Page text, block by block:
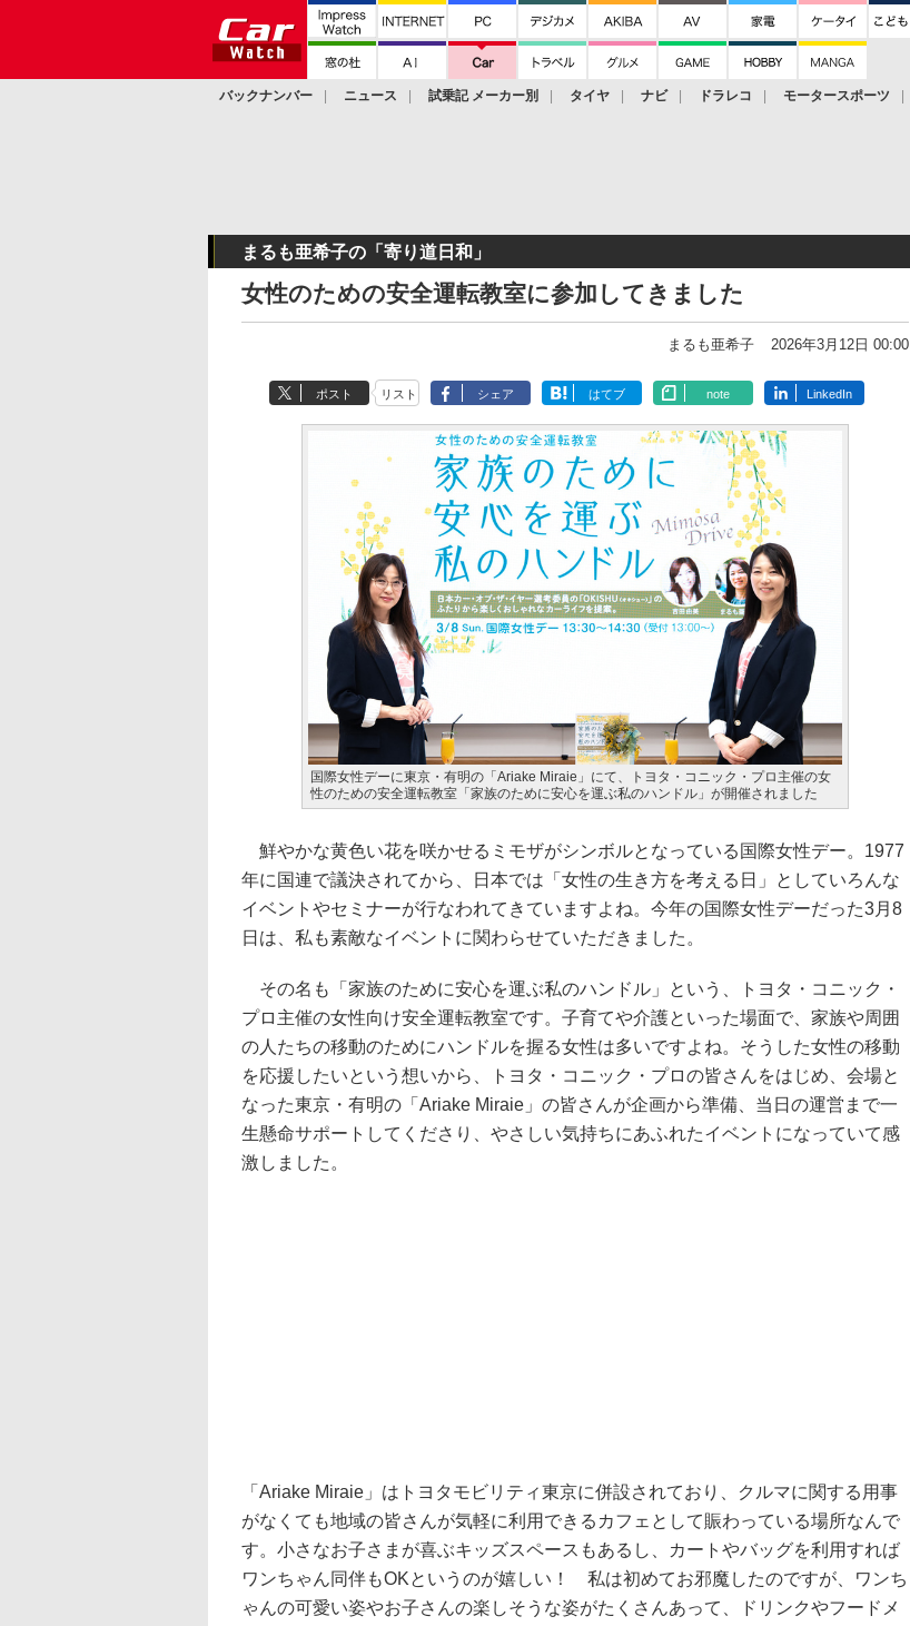
バックナンバー ニュース 試乗記 メーカー別 タイヤ ナビ ドラレコ モータースポーツ
まるも亜希子の「寄り道日和」
女性のための安全運転教室に参加してきました
まるも亜希子 2026年3月12日 00:00
ポスト リスト シェア はてブ note LinkedIn
国際女性デーに東京・有明の「Ariake Miraie」にて、トヨタ・コニック・プロ主催の女
性のための安全運転教室「家族のために安心を運ぶ私のハンドル」が開催されました
鮮やかな黄色い花を咲かせるミモザがシンボルとなっている国際女性デー。1977
年に国連で議決されてから、日本では「女性の生き方を考える日」としていろんな
イベントやセミナーが行なわれてきていますよね。今年の国際女性デーだった3月8
日は、私も素敵なイベントに関わらせていただきました。
その名も「家族のために安心を運ぶ私のハンドル」という、トヨタ・コニック・
プロ主催の女性向け安全運転教室です。子育てや介護といった場面で、家族や周囲
の人たちの移動のためにハンドルを握る女性は多いですよね。そうした女性の移動
を応援したいという想いから、トヨタ・コニック・プロの皆さんをはじめ、会場と
なった東京・有明の「Ariake Miraie」の皆さんが企画から準備、当日の運営まで一
生懸命サポートしてくださり、やさしい気持ちにあふれたイベントになっていて感
激しました。
「Ariake Miraie」はトヨタモビリティ東京に併設されており、クルマに関する用事
がなくても地域の皆さんが気軽に利用できるカフェとして賑わっている場所なんで
す。小さなお子さまが喜ぶキッズスペースもあるし、カートやバッグを利用すれば
ワンちゃん同伴もOKというのが嬉しい！ 私は初めてお邪魔したのですが、ワンち
ゃんの可愛い姿やお子さんの楽しそうな姿がたくさんあって、ドリンクやフードメ